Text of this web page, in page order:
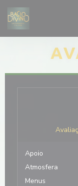
Painel de
Apoio
Atmosfera
Menus